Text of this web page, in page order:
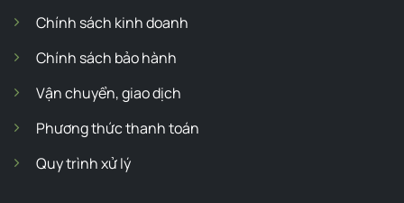
Chính sách kinh doanh
Chính sách bảo hành
Vận chuyển, giao dịch
Phương thức thanh toán
Quy trình xử lý